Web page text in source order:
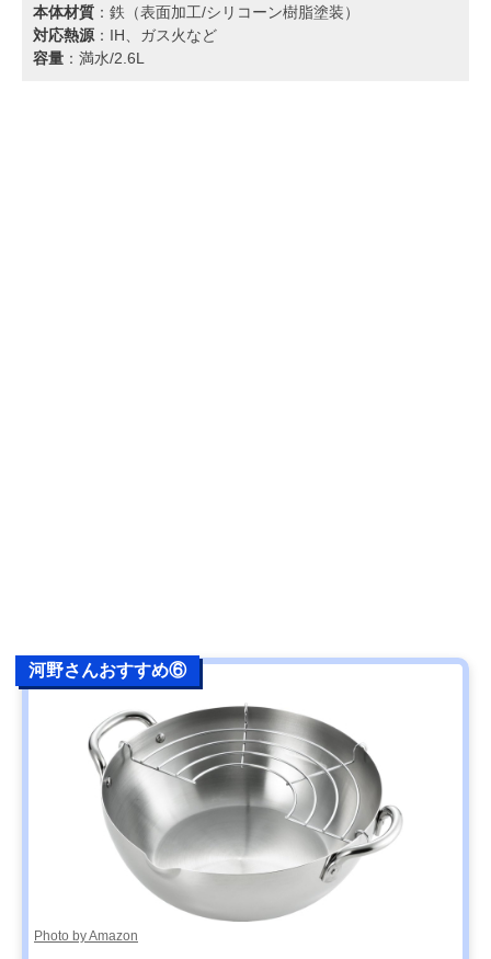
本体材質 ：鉄（表面加工/シリコーン樹脂塗装）
対応熱源 ：IH、ガス火など
容量 ：満水/2.6L
河野さんおすすめ⑥
Photo by Amazon